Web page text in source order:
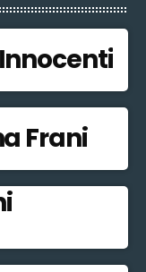
Frani